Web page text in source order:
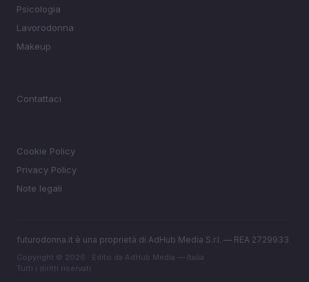
Psicologia
Lavorodonna
Makeup
Contattaci
Cookie Policy
Privacy Policy
Note legali
futurodonna.it è una proprietà di AdHub Media S.r.l. — REA 2729933
Copyright © 2026 · Edito da AdHub Media — Italia
Tutti i diritti riservati